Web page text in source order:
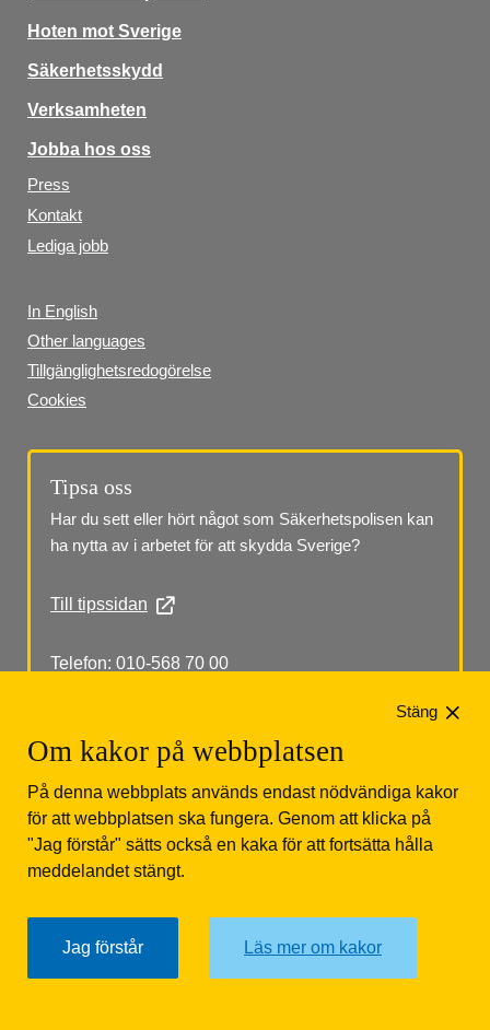
Hoten mot Sverige
Säkerhetsskydd
Verksamheten
Jobba hos oss
Press
Kontakt
Lediga jobb
In English
Other languages
Tillgänglighetsredogörelse
Cookies
Tipsa oss
Har du sett eller hört något som Säkerhetspolisen kan
ha nytta av i arbetet för att skydda Sverige?
Till tipssidan
Telefon: 010-568 70 00
Säkerhetspolisen
Tfn: 010-568 70 00
Om kakor på webbplatsen
På denna webbplats används endast nödvändiga kakor
för att webbplatsen ska fungera. Genom att klicka på
"Jag förstår" sätts också en kaka för att fortsätta hålla
meddelandet stängt.
Jag förstår Läs mer om kakor
Stäng